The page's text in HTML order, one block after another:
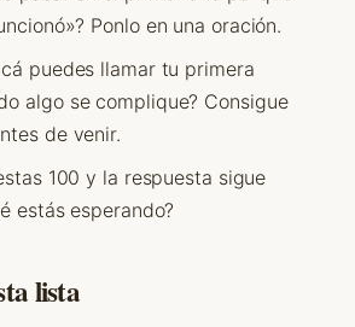
Ponlo en una oración.
puedes llamar tu primera
algo se complique? Consigue
de venir.
100 y la respuesta sigue
estás esperando?
lista